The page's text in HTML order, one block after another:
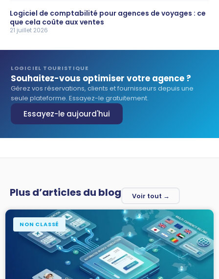
Logiciel de comptabilité pour agences de voyages : ce
que cela coûte aux ventes
21 juillet 2026
LOGICIEL TOURISTIQUE
Souhaitez-vous optimiser votre agence ?
Gérez vos réservations, clients et fournisseurs depuis une
seule plateforme. Essayez-le gratuitement.
Essayez-le aujourd'hui
Plus d’articles du blog Voir tout →
NON CLASSÉ